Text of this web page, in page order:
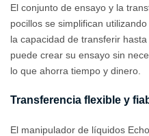
El conjunto de ensayo y la
pocillos se simplifican
la capacidad de transferir
puede crear su ensayo sin
lo que ahorra tiempo y dinero.
Transferencia flexible y
El manipulador de líquidos